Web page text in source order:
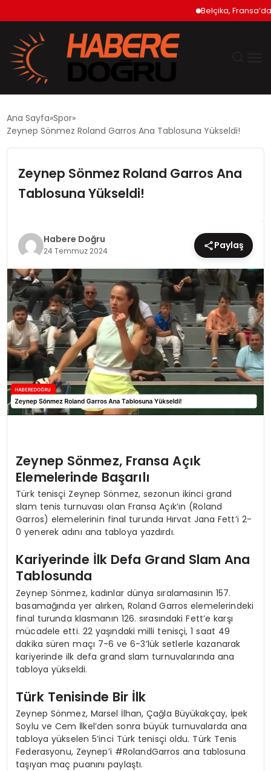
Belçika, Fransa’daki
SİYASET
TEKNOLOJİ
SPOR
EĞİTİM
MAGAZİN
SAĞLIK
YAŞAM
Ana Sayfa Spor
Zeynep Sönmez Roland Garros Ana Tablosuna Yükseldi!
Zeynep Sönmez Roland Garros Ana
Tablosuna Yükseldi!
Habere Doğru
24 Temmuz 2024 Paylaş
Zeynep Sönmez, Fransa Açık
Elemelerinde Başarılı
Türk tenisçi Zeynep Sönmez, sezonun ikinci grand
slam tenis turnuvası olan Fransa Açık’ın (Roland
Garros) elemelerinin final turunda Hırvat Jana Fett’i 2-
0 yenerek adını ana tabloya yazdırdı.
Kariyerinde İlk Defa Grand Slam Ana
Tablosunda
Zeynep Sönmez, kadınlar dünya sıralamasının 157.
basamağında yer alırken, Roland Garros elemelerindeki
final turunda klasmanın 126. sırasındaki Fett’e karşı
mücadele etti. 22 yaşındaki milli tenisçi, 1 saat 49
dakika süren maçı 7-6 ve 6-3’lük setlerle kazanarak
kariyerinde ilk defa grand slam turnuvalarında ana
tabloya yükseldi.
Türk Tenisinde Bir İlk
Zeynep Sönmez, Marsel İlhan, Çağla Büyükakçay, İpek
Soylu ve Cem İlkel’den sonra büyük turnuvalarda ana
tabloya yükselen 5’inci Türk tenisçi oldu. Türk Tenis
Federasyonu, Zeynep’i #RolandGarros ana tablosuna
taşıyan maç puanını paylaştı.